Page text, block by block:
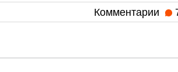
Комментарии